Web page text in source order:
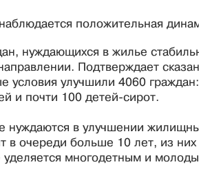
положительная
нуждающихся в жилье
Подтверждает
условия улучшили 4060
и почти 100 детей-сирот.
нуждаются в улучшении
в очереди больше 10 лет, из
многодетным и